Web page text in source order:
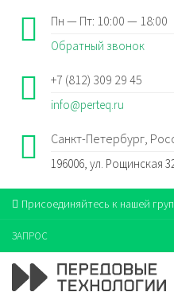
Пн — Пт: 10:00 — 18:00
Обратный звонок
+7 (812) 309 29 45
info@perteq.ru
Санкт-Петербург,
196006, ул. Рощинская
Присоединяйтесь к нашей
ЗАПРОС